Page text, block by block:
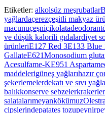
Paylaş
Etiketler: alkolsüz meşrubatlar
yağlardaçerezçeşitli makyaz
macunuçeşniçikolatadeodorant
ve düşük kalorili gıdalardiyet
ürünleriE127 Red 3E133 Blue
GallateE621Monosodium
Acesulfame-KE951 Aspartame
maddelerigüneş yağlarıhazır
şekerlemelerdekatı ve sıvı
balıkkonserve sebzeler
salatalarımeyankökümuzOlestra
cipslerindepatates tozupeynir